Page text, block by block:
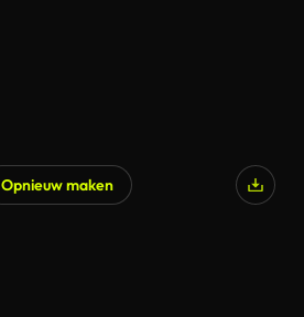
Opnieuw maken